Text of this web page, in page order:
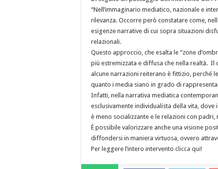
“Nell’immaginario mediatico, nazionale e
rilevanza. Occorre però constatare come,
esigenze narrative di cui sopra situazioni
relazionali.
Questo approccio, che esalta le “zone
più estremizzata e diffusa che nella realtà. Il
alcune narrazioni reiterano è fittizio, perché
quanto i media siano in grado di
Infatti, nella narrativa mediatica
esclusivamente individualista della vita,
è meno socializzante e le relazioni con
È possibile valorizzare anche una visione
diffondersi in maniera virtuosa, ovvero
Per leggere l’intero intervento clicca qui!